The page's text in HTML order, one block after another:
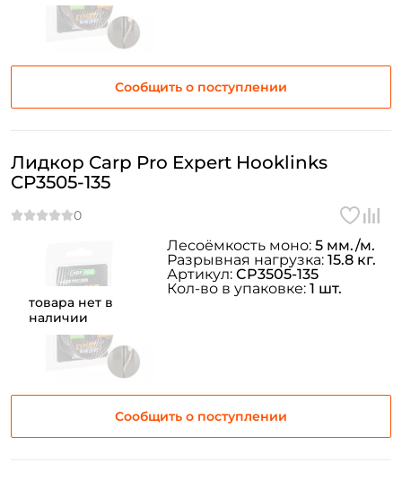
Сообщить о поступлении
товара нет в
наличии
Лидкор Carp Pro Expert Hooklinks
CP3505-135
Сообщить о поступлении
Лесоёмкость моно: 5 мм./м.
Разрывная нагрузка: 15.8 кг.
Артикул: CP3505-135
Кол-во в упаковке: 1 шт.